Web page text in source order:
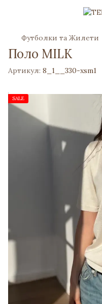
Футболки та Жилети
Поло MILK
Артикул: 8_1__330-xsm1
SALE